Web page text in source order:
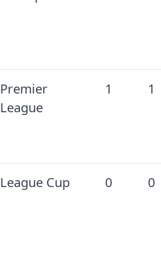
Premier
League
1 1
League Cup 0 0